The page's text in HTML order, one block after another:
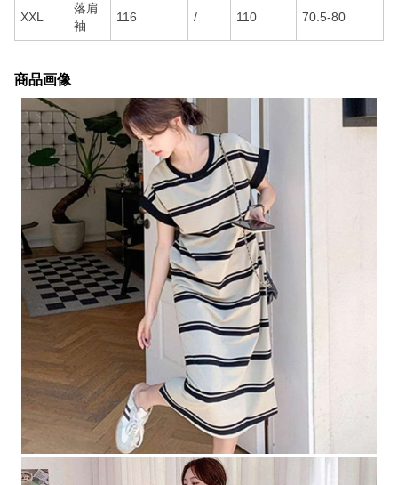
XXL
落肩
袖
116 / 110 70.5-80
商品画像